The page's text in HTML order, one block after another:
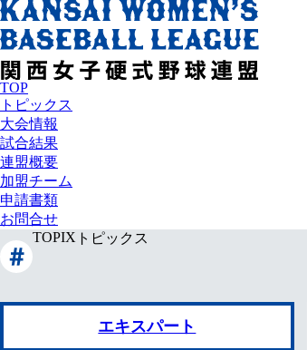
TOP
トピックス
大会情報
試合結果
連盟概要
加盟チーム
申請書類
お問合せ
TOPIX トピックス
エキスパート